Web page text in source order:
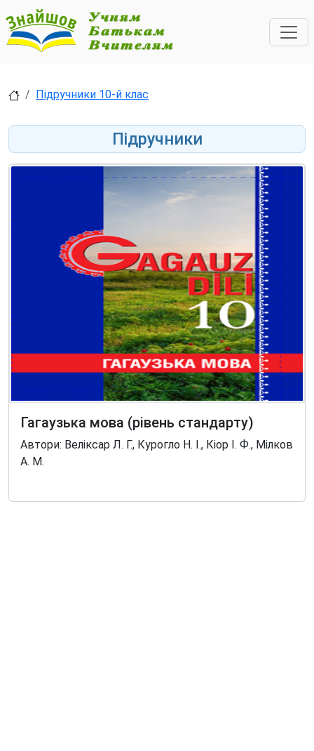
Підручники 10-й клас
Підручники
Гагаузька мова (рівень стандарту)
Автори: Веліксар Л. Г., Курогло Н. І., Кіор І. Ф., Мілков
А. М.